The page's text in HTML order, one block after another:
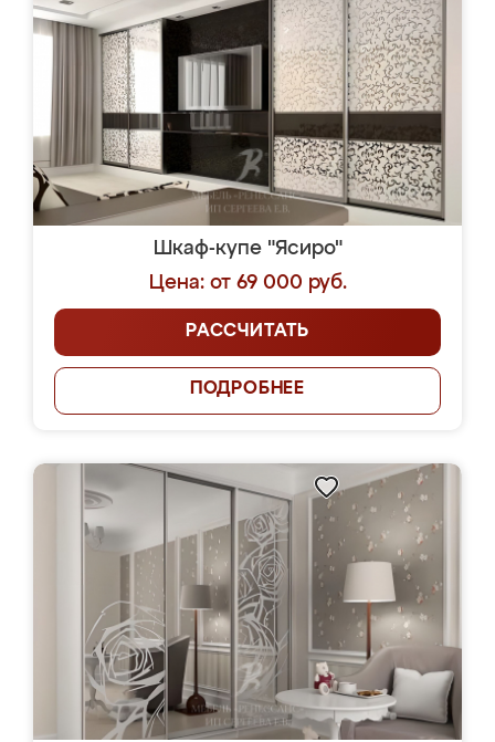
Шкаф-купе "Ясиро"
Цена: от 69 000 руб.
РАССЧИТАТЬ
ПОДРОБНЕЕ